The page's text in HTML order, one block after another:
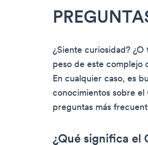
¿Siente curiosidad?
peso de este complejo
En cualquier caso, es
conocimientos sobre el
preguntas más
¿Qué significa el